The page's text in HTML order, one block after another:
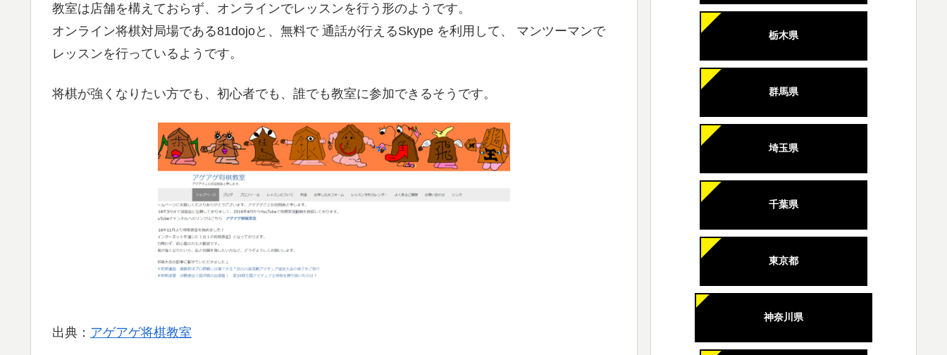
教室は店舗を構えておらず、オンラインでレッスンを行う形のようです。
オンライン将棋対局場である81dojoと、無料で 通話が行えるSkype を利用して、 マンツーマンで
レッスンを行っているようです。
将棋が強くなりたい方でも、初心者でも、誰でも教室に参加できるそうです。
出典： アゲアゲ将棋教室
栃木県
群馬県
埼玉県
千葉県
東京都
神奈川県